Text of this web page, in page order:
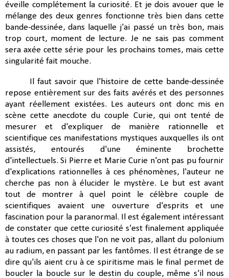
éveille complétement la curiosité. Et je dois avouer que le
mélange des deux genres fonctionne très bien dans cette
bande-dessinée, dans laquelle j'ai passé un très bon, mais
trop court, moment de lecture. Je ne sais pas comment
sera axée cette série pour les prochains tomes, mais cette
singularité fait mouche.
Il faut savoir que l'histoire de cette bande-dessinée
repose entièrement sur des faits avérés et des personnes
ayant réellement existées. Les auteurs ont donc mis en
scène cette anecdote du couple Curie, qui ont tenté de
mesurer et d'expliquer de manière rationnelle et
scientifique ces manifestations mystiques auxquelles ils ont
assistés, entourés d'une éminente brochette
d'intellectuels. Si Pierre et Marie Curie n'ont pas pu fournir
d'explications rationnelles à ces phénomènes, l'auteur ne
cherche pas non à élucider le mystère. Le but est avant
tout de montrer à quel point le célèbre couple de
scientifiques avaient une ouverture d'esprits et une
fascination pour la paranormal. Il est également intéressant
de constater que cette curiosité s'est finalement appliquée
à toutes ces choses que l'on ne voit pas, allant du polonium
au radium, en passant par les fantômes. Il est étrange de se
dire qu'ils aient cru à ce spiritisme mais le final permet de
boucler la boucle sur le destin du couple, même s'il nous